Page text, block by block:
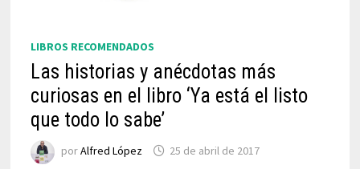
LIBROS RECOMENDADOS
Las historias y anécdotas más
curiosas en el libro ‘Ya está el listo
que todo lo sabe’
porAlfred López 25 de abril de 2017